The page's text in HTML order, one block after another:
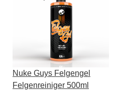
Nuke Guys Felgengel
Felgenreiniger 500ml